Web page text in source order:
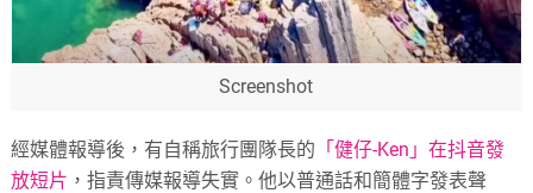
Screenshot
經媒體報導後，有自稱旅行團隊長的 「健仔-Ken」在抖音發
放短片 ，指責傳媒報導失實。他以普通話和簡體字發表聲